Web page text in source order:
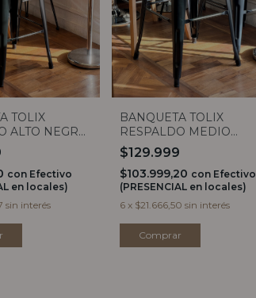
TOLIX
ALTO NEGRO
con Efectivo
en locales)
sin interés
BANQUETA TOLIX
RESPALDO MEDIO
NEGRO MATE
$129.999
$103.999,20 con Efectivo
(PRESENCIAL en locales)
6 x $21.666,50 sin interés